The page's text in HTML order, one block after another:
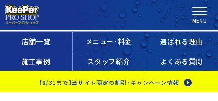
店舗一覧 メニュー・料金 選ばれる理由
施工事例 スタッフ紹介 よくある質問
【8/31まで】当サイト限定の割引・キャンペーン情報